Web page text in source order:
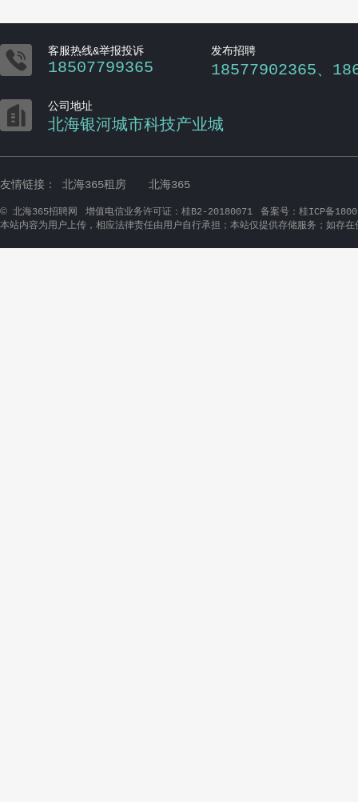
 客服热线&举报投诉
18507799365
发布招聘
18577902365、
 公司地址
北海银河城市科技产业城
友情链接： 北海365租房 北海365
© 北海365招聘网 增值电信业务许可证：桂B2-20180071
备案号：桂ICP备
本站内容为用户上传，相应法律责任由用户自行承担；本站仅提供存储服务；如存